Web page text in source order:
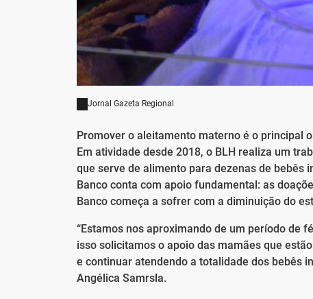
Jornal Gazeta Regional
Promover o aleitamento materno é o principal
Em atividade desde 2018, o BLH realiza um
que serve de alimento para dezenas de bebês
Banco conta com apoio fundamental: as
Banco começa a sofrer com a diminuição do
“Estamos nos aproximando de um período de
isso solicitamos o apoio das mamães que
e continuar atendendo a totalidade dos bebês
Angélica Samrsla.